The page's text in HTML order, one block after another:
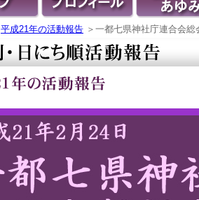
平成21年の活動報告 ＞一都七県神社庁連合会